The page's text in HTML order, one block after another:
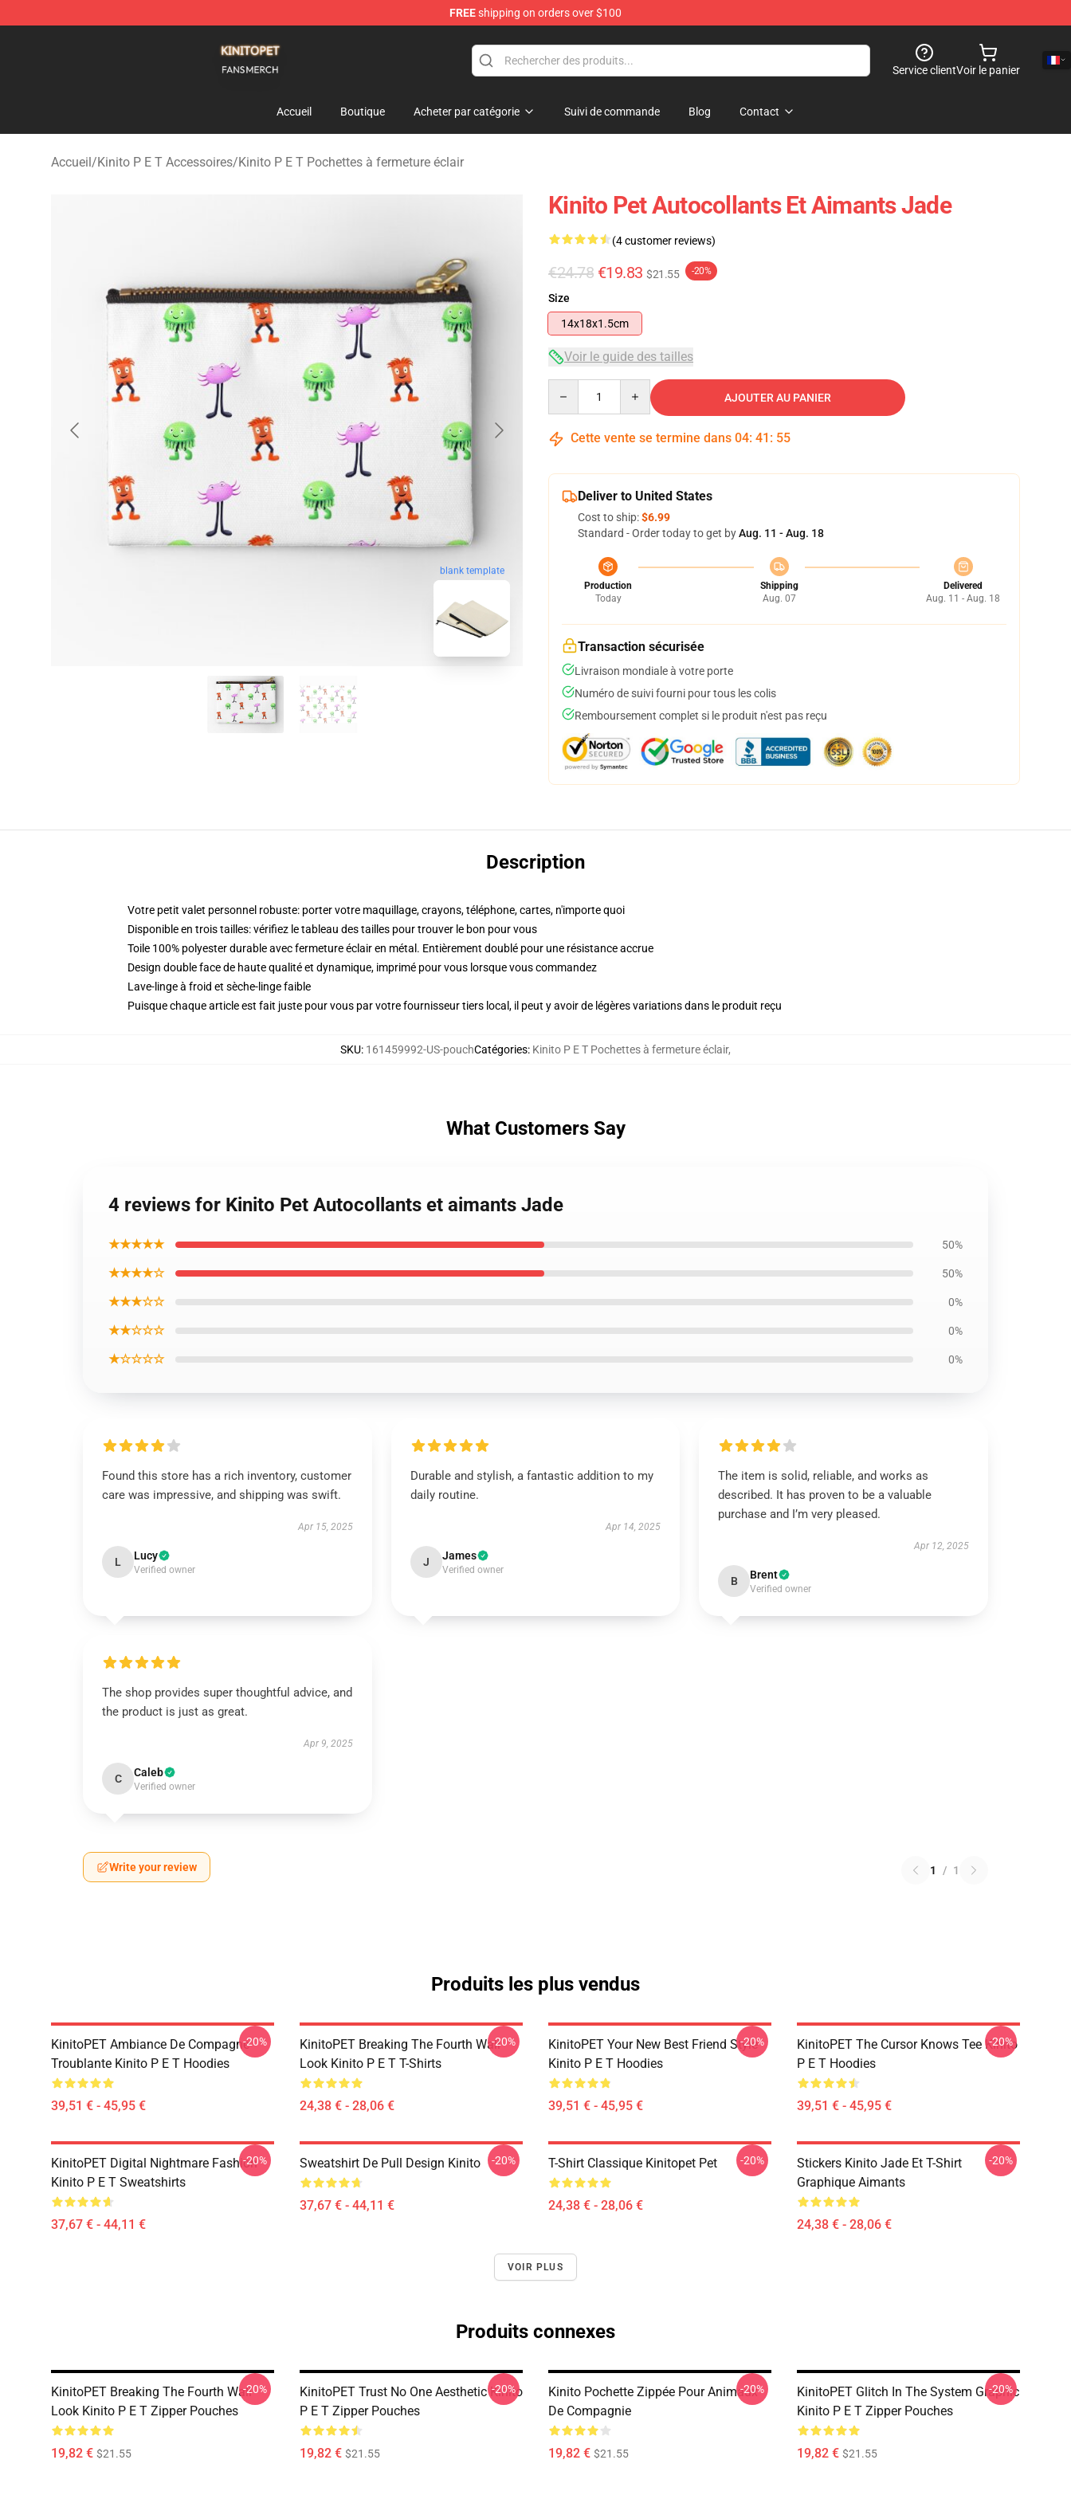
FREEshipping on orders over $100
Service clientVoir le panier
Accueil Boutique Acheter par catégorie Suivi de commande Blog Contact
Accueil/Kinito P E T Accessoires/Kinito P E T Pochettes à fermeture éclair
blank template
Kinito Pet Autocollants Et Aimants Jade
(4 customer reviews)
€24.78 €19.83 $21.55 -20%
Size
14x18x1.5cm
Voir le guide des tailles
AJOUTER AU PANIER
Cette vente se termine dans 04: 41 : 54
Deliver to United States
Cost to ship:$6.99
Standard - Order today to get byAug. 11 - Aug. 18
Production
Today
Shipping
Aug. 07
Delivered
Aug. 11 - Aug. 18
Transaction sécurisée
Livraison mondiale à votre porte
Numéro de suivi fourni pour tous les colis
Remboursement complet si le produit n'est pas reçu
Description
Votre petit valet personnel robuste: porter votre maquillage, crayons, téléphone, cartes, n'importe quoi
Disponible en trois tailles: vérifiez le tableau des tailles pour trouver le bon pour vous
Toile 100% polyester durable avec fermeture éclair en métal. Entièrement doublé pour une résistance accrue
Design double face de haute qualité et dynamique, imprimé pour vous lorsque vous commandez
Lave-linge à froid et sèche-linge faible
Puisque chaque article est fait juste pour vous par votre fournisseur tiers local, il peut y avoir de légères variations dans le produit reçu
SKU: 161459992-US-pouchCatégories: Kinito P E T Pochettes à fermeture éclair,
What Customers Say
4 reviews for Kinito Pet Autocollants et aimants Jade
★★★★★ 50%
★★★★☆ 50%
★★★☆☆ 0%
★★☆☆☆ 0%
★☆☆☆☆ 0%
Found this store has a rich inventory, customer
care was impressive, and shipping was swift.
Apr 15, 2025
L Lucy
Verified owner
Durable and stylish, a fantastic addition to my
daily routine.
Apr 14, 2025
J James
Verified owner
The item is solid, reliable, and works as
described. It has proven to be a valuable
purchase and I’m very pleased.
Apr 12, 2025
B Brent
Verified owner
The shop provides super thoughtful advice, and
the product is just as great.
Apr 9, 2025
C Caleb
Verified owner
Write your review 1 / 1
Produits les plus vendus
KinitoPET Ambiance De Compagne
Troublante Kinito P E T Hoodies
39,51 € - 45,95 €
-20%
KinitoPET Breaking The Fourth Wall
Look Kinito P E T T-Shirts
24,38 € - 28,06 €
-20%
KinitoPET Your New Best Friend Style
Kinito P E T Hoodies
39,51 € - 45,95 €
-20%
KinitoPET The Cursor Knows Tee Kinito
P E T Hoodies
39,51 € - 45,95 €
-20%
KinitoPET Digital Nightmare Fashion
Kinito P E T Sweatshirts
37,67 € - 44,11 €
-20% Sweatshirt De Pull Design Kinito
37,67 € - 44,11 €
-20% T-Shirt Classique Kinitopet Pet
24,38 € - 28,06 €
-20%
Stickers Kinito Jade Et T-Shirt
Graphique Aimants
24,38 € - 28,06 €
-20%
VOIR PLUS
Produits connexes
KinitoPET Breaking The Fourth Wall
Look Kinito P E T Zipper Pouches
19,82 € $21.55
-20%
KinitoPET Trust No One Aesthetic Kinito
P E T Zipper Pouches
19,82 € $21.55
-20%
Kinito Pochette Zippée Pour Animaux
De Compagnie
19,82 € $21.55
-20%
KinitoPET Glitch In The System Graphic
Kinito P E T Zipper Pouches
19,82 € $21.55
-20%